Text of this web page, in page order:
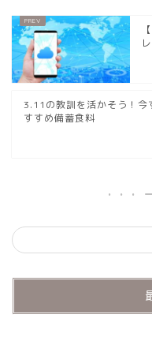
3.11の教訓を活かそう！今
すすめ備蓄食料